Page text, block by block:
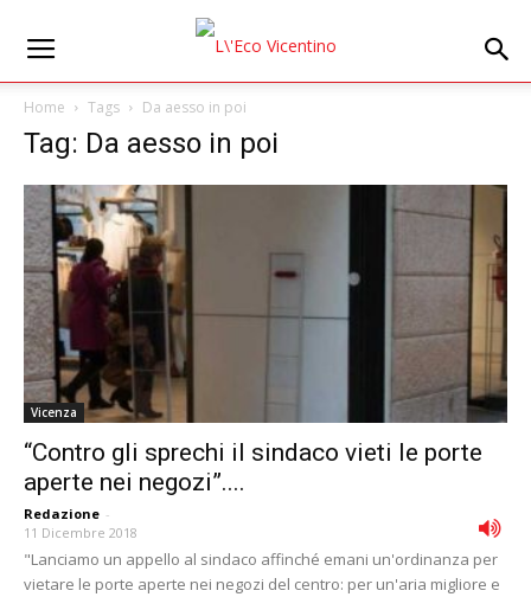
Home Tags Da aesso in poi
Tag: Da aesso in poi
Vicenza
“Contro gli sprechi il sindaco vieti le porte
aperte nei negozi”....
Redazione -
11 Dicembre 2018
"Lanciamo un appello al sindaco affinché emani un'ordinanza per
vietare le porte aperte nei negozi del centro: per un'aria migliore e